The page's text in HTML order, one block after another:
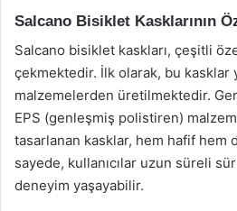
Salcano Bisiklet Kasklarının
Salcano bisiklet kaskları, çeşitli
çekmektedir. İlk olarak, bu kasklar
malzemelerden üretilmektedir.
EPS (genleşmiş polistiren)
tasarlanan kasklar, hem hafif hem
sayede, kullanıcılar uzun süreli
deneyim yaşayabilir.